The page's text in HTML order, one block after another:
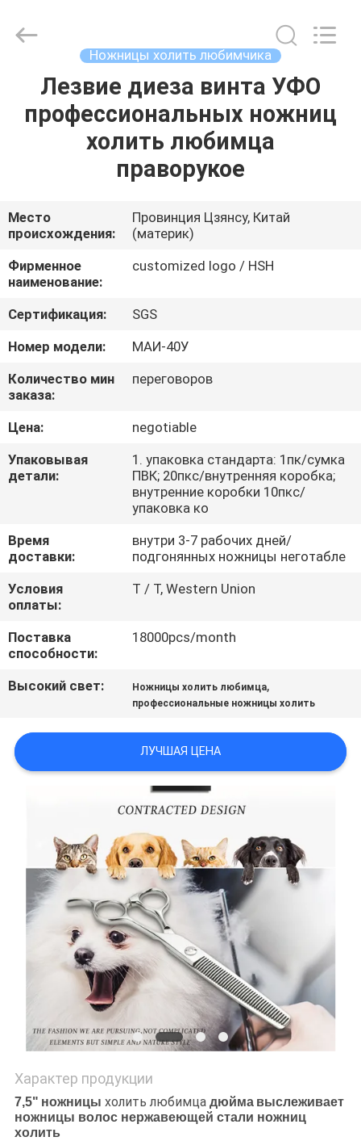
ДОМ
ПРОДУКТЫ
НАС
ПУТЕШЕСТВИЕ
ФАБРИКИ
ПРОВЕРКА
КАЧЕСТВА
СВЯЖИТЕСЬ
МЫ
ЦИТАТУ
КАРТА
САЙТА
PRIVACY
POLICY
Scissors
Ножницы холить любимчика
Лезвие диеза винта УФО
профессиональных ножниц
холить любимца
праворукое
Место
происхождения:
Провинция Цзянсу, Китай
(материк)
Фирменное
наименование:
customized logo / HSH
Сертификация:
SGS
Номер модели:
МАИ-40У
Количество мин
заказа:
переговоров
Цена:
negotiable
Упаковывая
детали:
1. упаковка стандарта: 1пк/сумка
ПВК; 20пкс/внутренняя коробка;
внутренние коробки 10пкс/
упаковка ко
Время
доставки:
внутри 3-7 рабочих дней/
подгонянных ножницы неготабле
Условия
оплаты:
T / T, Western Union
Поставка
способности:
18000pcs/month
Высокий свет: Ножницы холить любимца,
профессиональные ножницы холить
ЛУЧШАЯ ЦЕНА
Характер продукции
7,5" ножницы холить любимца дюйма выслеживает
ножницы волос нержавеющей стали ножниц
холить